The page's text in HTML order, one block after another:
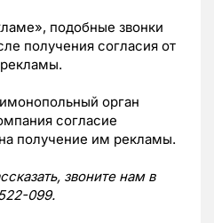
подобные звонки
получения согласия от
орган
согласие
получение им рекламы.
звоните нам в
099.